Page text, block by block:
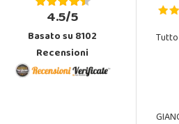
4.5/5
Basato su 8102
Recensioni